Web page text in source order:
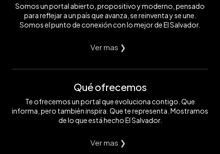
Somos un portal abierto, propositivo y moderno, pensado
para reflejar a un país que avanza, se reinventa y se une.
Somos el punto de conexión con lo mejor de El Salvador.
Ver mas ❯
Qué ofrecemos
Te ofrecemos un portal que evoluciona contigo. Que
informa, pero también inspira. Que te representa. Mostramos
de lo que está hecho El Salvador.
Ver mas ❯